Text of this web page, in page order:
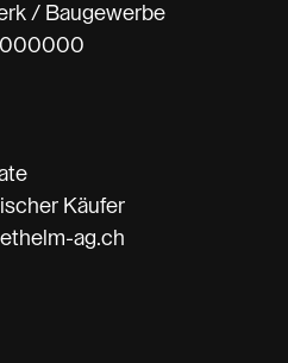
/ Baugewerbe
Käufer
ag.ch